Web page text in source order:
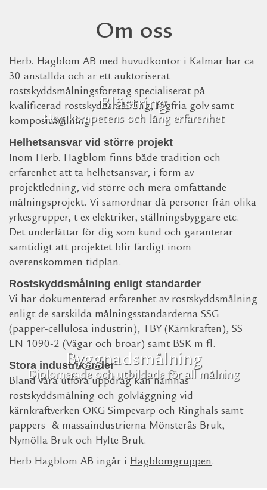
Blästring
Hög kompetens och lång erfarenhet
Byggnadsmålning
Diplomerade och utbildade för all målning
Om oss
Herb. Hagblom AB med huvudkontor i Kalmar har ca
30 anställda och är ett auktoriserat
rostskyddsmålningsföretag specialiserat på
kvalificerad rostskyddsmålning, fogfria golv samt
kompositmålning.
Helhetsansvar vid större projekt
Inom Herb. Hagblom finns både tradition och
erfarenhet att ta helhetsansvar, i form av
projektledning, vid större och mera omfattande
målningsprojekt. Vi samordnar då personer från olika
yrkesgrupper, t ex elektriker, ställningsbyggare etc.
Det underlättar för dig som kund och garanterar
samtidigt att projektet blir färdigt inom
överenskommen tidplan.
Rostskyddsmålning enligt standarder
Vi har dokumenterad erfarenhet av rostskyddsmålning
enligt de särskilda målningsstandarderna SSG
(papper-cellulosa industrin), TBY (Kärnkraften), SS
EN 1090-2 (Vägar och broar) samt BSK m fl.
Stora industrikunder
Bland våra utföra uppdrag kan nämnas
rostskyddsmålning och golvläggning vid
kärnkraftverken OKG Simpevarp och Ringhals samt
pappers- & massaindustrierna Mönsterås Bruk,
Nymölla Bruk och Hylte Bruk.
Herb Hagblom AB ingår i Hagblomgruppen.